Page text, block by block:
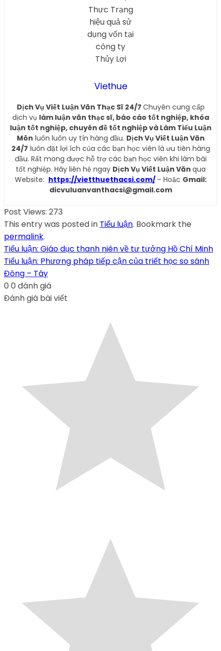
Viethue
Dịch Vụ Viết Luận Văn Thạc Sĩ 24/7 Chuyên cung cấp
dịch vụ làm luận văn thạc sĩ, báo cáo tốt nghiệp, khóa
luận tốt nghiệp, chuyên đề tốt nghiệp và Làm Tiểu Luận
Môn luôn luôn uy tín hàng đầu. Dịch Vụ Viết Luận Văn
24/7 luôn đặt lợi ích của các bạn học viên là ưu tiên hàng
đầu. Rất mong được hỗ trợ các bạn học viên khi làm bài
tốt nghiệp. Hãy liên hệ ngay Dịch Vụ Viết Luận Văn qua
Website: https://vietthuethacsi.com/ – Hoặc Gmail:
dicvuluanvanthacsi@gmail.com
Post Views: 273
This entry was posted in Tiểu luận. Bookmark the
permalink.
Tiểu luận: Giáo dục thanh niên về tư tưởng Hồ Chí Minh
Tiểu luận: Phương pháp tiếp cận của triết học so sánh
Đông – Tây
0 0 đánh giá
Đánh giá bài viết